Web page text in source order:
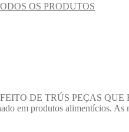
OS PRODUTOS
DE TRÚS PEÇAS
em produtos alimentícios. As